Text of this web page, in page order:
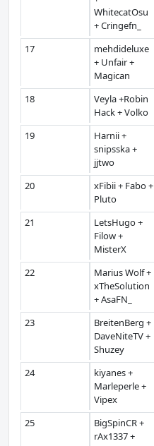
WhitecatOsu
+ Cringefn_
17
mehdideluxe
+ Unfair +
Magican
18
Veyla +Robin
Hack + Volko
19
Harnii +
snipsska +
jjtwo
20
xFibii + Fabo +
Pluto
21
LetsHugo +
Filow +
MisterX
22
Marius Wolf +
xTheSolution
+ AsaFN_
23
BreitenBerg +
DaveNiteTV +
Shuzey
24
kiyanes +
Marleperle +
Vipex
25
BigSpinCR +
rAx1337 +